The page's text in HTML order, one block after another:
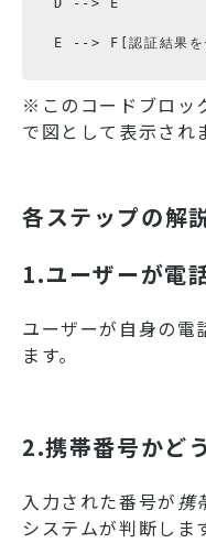
D -- > E
E --> F[認証結果を
※このコードブロッ
で図として表示され
各ステップの解
1.ユーザーが電
ユーザーが自身の電
ます。
2.携帯番号かど
入力された番号が携
システムが判断しま